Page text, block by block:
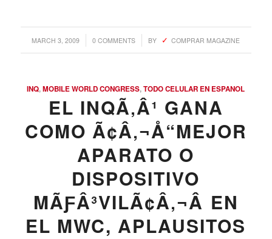
MARCH 3, 2009
/ 0 COMMENTS
/ BY COMPRAR MAGAZINE
INQ,MOBILE WORLD CONGRESS,TODO CELULAR EN ESPANOL
EL INQÃ‚Â¹ GANA
COMO Ã¢Â‚¬Å“MEJOR
APARATO O
DISPOSITIVO
MÃƑÂ³VILÃ¢Â‚¬Â EN
EL MWC, APLAUSITOS